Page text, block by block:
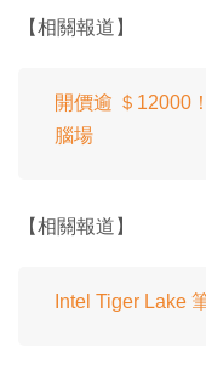
【相關報道】
開價逾 ＄12000
腦場
【相關報道】
Intel Tiger Lake